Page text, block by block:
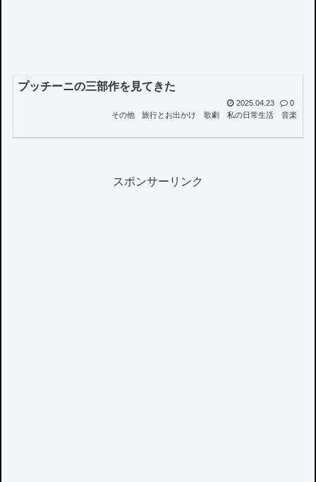
プッチーニの三部作を見てきた
2025.04.23
0
その他
旅行とお出かけ 歌劇 私の日常生活 音楽
スポンサーリンク